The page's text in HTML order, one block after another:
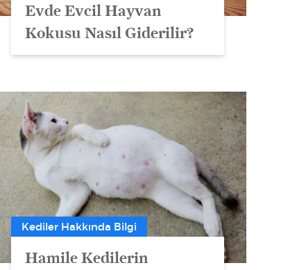
Evde Evcil Hayvan
Kokusu Nasıl Giderilir?
Kediler Hakkında Bilgi
Hamile Kedilerin